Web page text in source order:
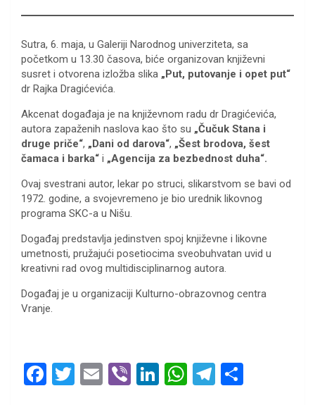
Sutra, 6. maja, u Galeriji Narodnog univerziteta, sa
početkom u 13.30 časova, biće organizovan književni
susret i otvorena izložba slika „Put, putovanje i opet put“
dr Rajka Dragićevića.
Akcenat događaja je na književnom radu dr Dragićevića,
autora zapaženih naslova kao što su „Čučuk Stana i
druge priče“, „Dani od darova“, „Šest brodova, šest
čamaca i barka“ i „Agencija za bezbednost duha“.
Ovaj svestrani autor, lekar po struci, slikarstvom se bavi od
1972. godine, a svojevremeno je bio urednik likovnog
programa SKC-a u Nišu.
Događaj predstavlja jedinstven spoj književne i likovne
umetnosti, pružajući posetiocima sveobuhvatan uvid u
kreativni rad ovog multidisciplinarnog autora.
Događaj je u organizaciji Kulturno-obrazovnog centra
Vranje.
F
T
E
Vi Li
W T